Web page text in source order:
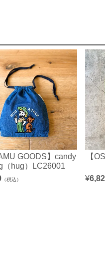
GOODS】candy
（hug）LC26001
（税込）
【
¥